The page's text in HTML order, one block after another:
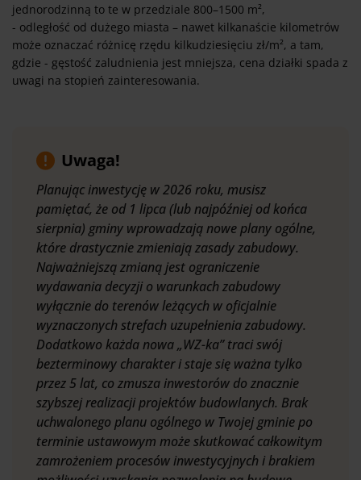
jednorodzinną to te w przedziale 800–1500 m²,
- odległość od dużego miasta – nawet kilkanaście kilometrów
może oznaczać różnicę rzędu kilkudziesięciu zł/m², a tam,
gdzie - gęstość zaludnienia jest mniejsza, cena działki spada z
uwagi na stopień zainteresowania.
Uwaga!
Planując inwestycję w 2026 roku, musisz
pamiętać, że od 1 lipca (lub najpóźniej od końca
sierpnia) gminy wprowadzają nowe plany ogólne,
które drastycznie zmieniają zasady zabudowy.
Najważniejszą zmianą jest ograniczenie
wydawania decyzji o warunkach zabudowy
wyłącznie do terenów leżących w oficjalnie
wyznaczonych strefach uzupełnienia zabudowy.
Dodatkowo każda nowa „WZ-ka” traci swój
bezterminowy charakter i staje się ważna tylko
przez 5 lat, co zmusza inwestorów do znacznie
szybszej realizacji projektów budowlanych. Brak
uchwalonego planu ogólnego w Twojej gminie po
terminie ustawowym może skutkować całkowitym
zamrożeniem procesów inwestycyjnych i brakiem